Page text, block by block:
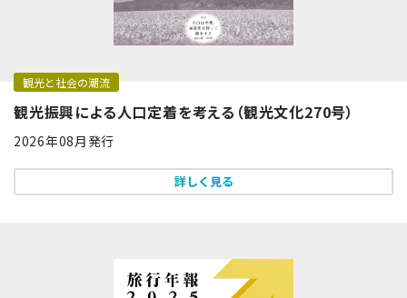
観光と社会の潮流
観光振興による人口定着を考える（観光文化270号）
2026年08月発行
詳しく見る